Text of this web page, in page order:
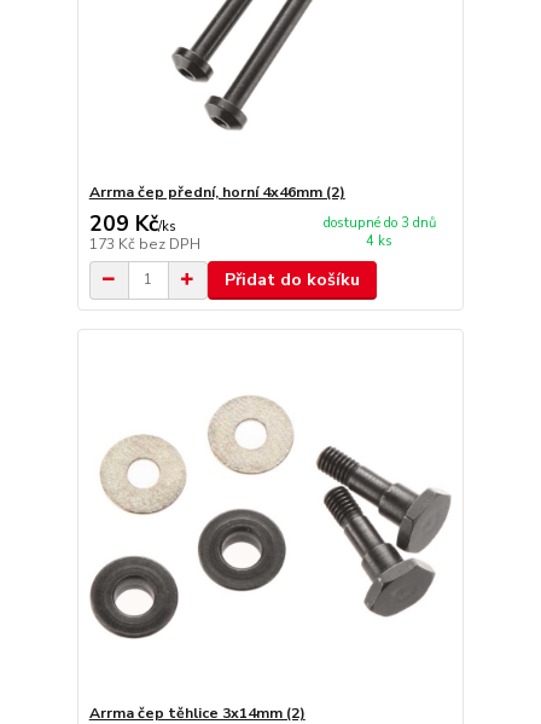
Arrma čep přední, horní 4x46mm (2)
209 Kč/ks
173 Kč bez DPH
dostupné do 3 dnů
4 ks
Přidat do košíku
Arrma čep těhlice 3x14mm (2)